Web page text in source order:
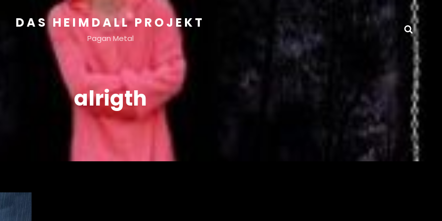
DAS HEIMDALL PROJEKT
Pagan Metal
alrigth